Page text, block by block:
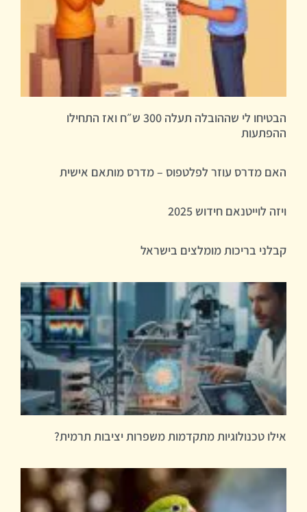
הבטיחו לי שההובלה תעלה 300 ש״ח ואז התחילו
ההפתעות
האם מדרס עוזר לפלטפוס – מדרס מותאם אישית
ויזה לוייטנאם חידוש 2025
קבלני בריכות מומלצים בישראל
אילו טכנולוגיות מתקדמות משפרות יציבות תרמית?